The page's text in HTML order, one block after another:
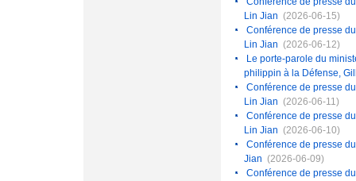
Lin Jian (2026-06-15)
Conférence de presse
Lin Jian (2026-06-12)
Le porte-parole du
philippin à la Défense,
Conférence de presse
Lin Jian (2026-06-11)
Conférence de presse
Lin Jian (2026-06-10)
Conférence de presse
Jian (2026-06-09)
Conférence de presse